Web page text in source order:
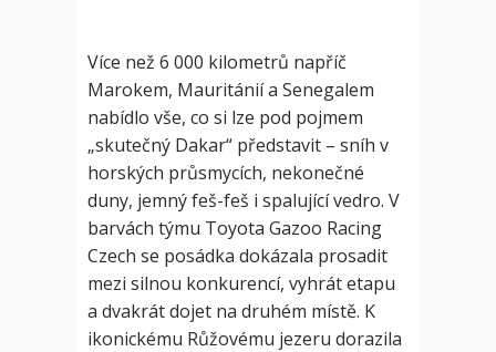
Více než 6 000 kilometrů napříč
Marokem, Mauritánií a Senegalem
nabídlo vše, co si lze pod pojmem
„skutečný Dakar“ představit – sníh v
horských průsmycích, nekonečné
duny, jemný feš-feš i spalující vedro. V
barvách týmu Toyota Gazoo Racing
Czech se posádka dokázala prosadit
mezi silnou konkurencí, vyhrát etapu
a dvakrát dojet na druhém místě. K
ikonickému Růžovému jezeru dorazila